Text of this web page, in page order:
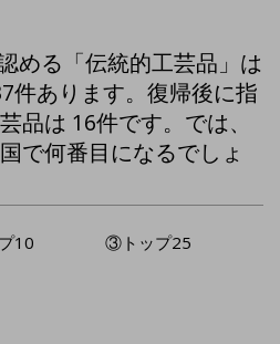
める「伝統的工芸品」は
件あります。復帰後に指
品は 16件です。では、
で何番目になるでしょ
10 ③トップ25